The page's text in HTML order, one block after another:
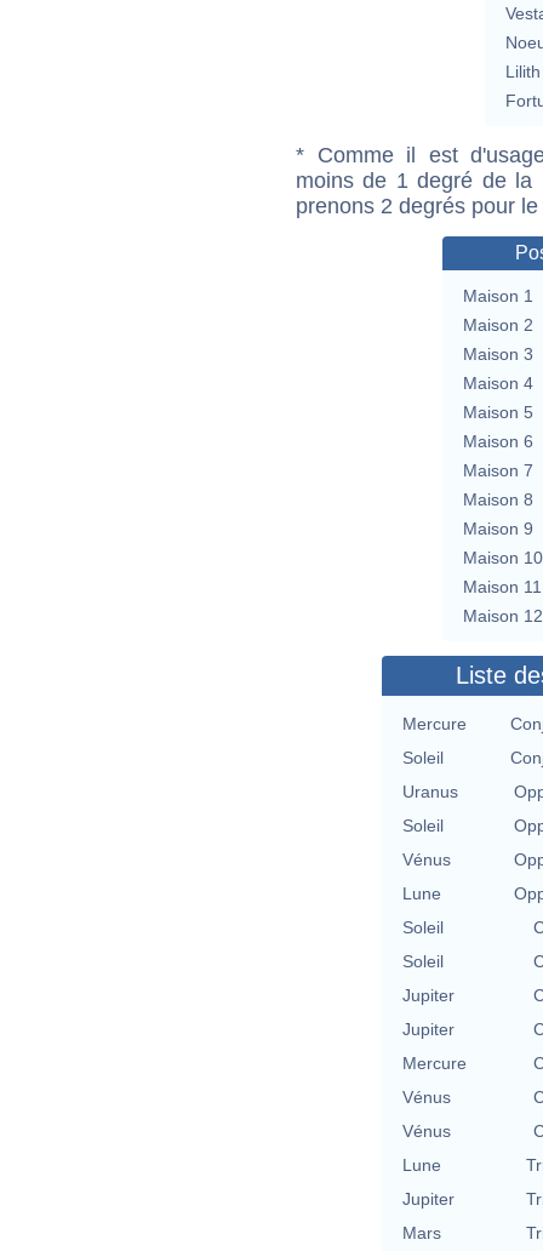
Lilith
* Comme il est
moins de 1 degré de la
prenons 2 degrés pour
Maison 1
Maison 2
Maison 3
Maison 4
Maison 5
Maison 6
Maison 7
Maison 8
Maison 9
Maison 10
Maison 11
Maison 12
Liste
Mercure
Soleil
Uranus
Soleil
Vénus
Lune
Soleil
Soleil
Jupiter
Jupiter
Mercure
Vénus
Vénus
Lune
Jupiter
Mars